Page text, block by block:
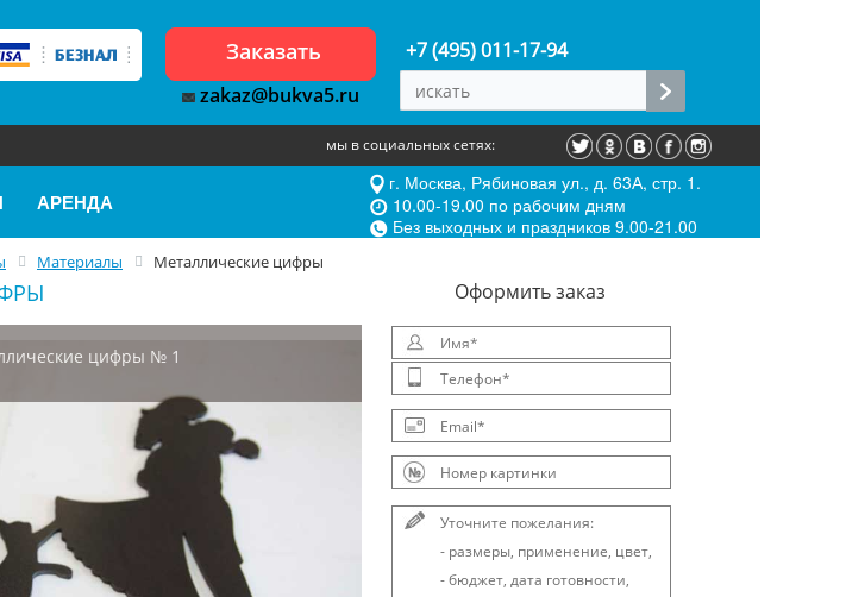
Заказать
zakaz@bukva5.ru
+7 (495) 011-17-94
мы в социальных сетях:
АРЕНДА
г. Москва, Рябиновая ул., д. 63А, стр. 1.
10.00-19.00 по рабочим дням
Без выходных и праздников 9.00-21.00
Материалы Металлические цифры
цифры № 1
Oформить заказ